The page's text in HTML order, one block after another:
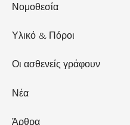
Νομοθεσία
Υλικό & Πόροι
Οι ασθενείς γράφουν
Νέα
Άρθρα